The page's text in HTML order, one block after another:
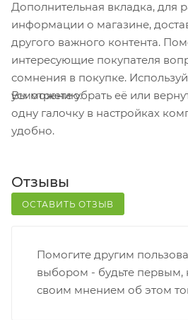
получения заказа
кассовой зоне и назовите
Постамат. Когда заказ
телефон или e-mail придет
Заказ нужно оплатить в
Срок хранения — 3 дня.
Почтовая доставка через
оценить состояние коробки:
Вскрывать коробку
не должна превышать 100
Дополнительная вкладка, для
информации о магазине,
другого важного контента.
интересующие покупателя
сомнения в покупке.
усмотрению.
Вы можете убрать её или
одну галочку в настройках
удобно.
Отзывы
ОСТАВИТЬ ОТЗЫВ
Помогите другим
выбором - будьте первым,
своим мнением об этом